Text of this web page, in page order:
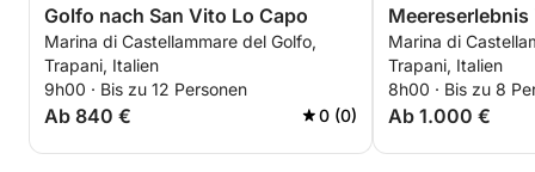
Golfo nach San Vito Lo Capo
Marina di Castellammare del Golfo,
Trapani, Italien
9h00 · Bis zu 12 Personen
Ab 840 € 0 (0)
Meereserlebnis
Marina di
Trapani, Italien
8h00 · Bis zu 8
Ab 1.000 €